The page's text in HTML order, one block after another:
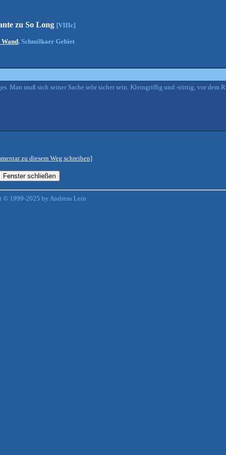
zu So Long [VIIIc]
Wand, Schmilkaer Gebiet
Man muß sich seiner Sache sehr sicher sein. Kleingriffig und -trittig, vor dem R
zu diesem Weg schreiben]
© 1999-2025 by Andreas Lein